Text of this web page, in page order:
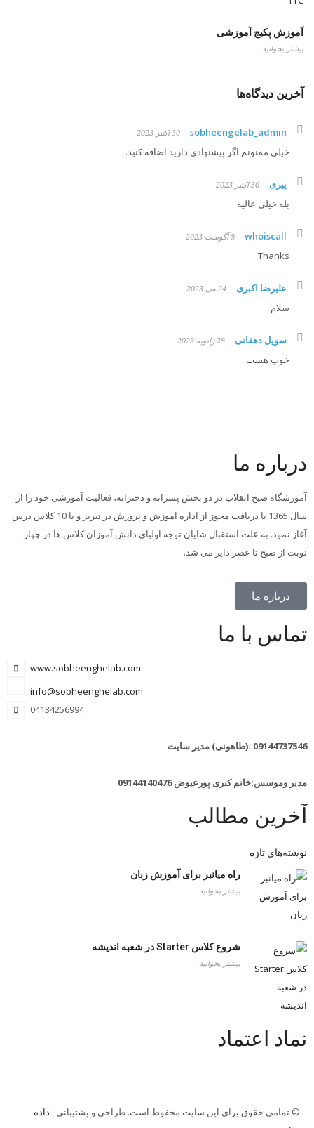
آموزش پکیج آموزشی
بیشتر بخوانید
آخرین دیدگاه‌ها
sobheengelab_admin
- 30 اکتبر 2023
خیلی ممنونم اگر پیشنهادی دارید اضافه کنید.
پیری - 30 اکتبر 2023
بله خیلی عالیه
whoiscall
- 8 آگوست 2023
Thanks.
علیرضا اکبری - 24 می 2023
سلام
سویل دهقانی - 28 ژانویه 2023
خوب هست
درباره ما
آموزشگاه صبح انقلاب در دو بخش پسرانه و دخترانه، فعالیت آموزشی خود را از
سال 1365 با دریافت مجوز از اداره آموزش و پرورش در تبریز و با 10 کلاس درس
آغاز نمود. به علت استقبال شایان توجه اولیای دانش آموزان کلاس ها در چهار
نوبت از صبح تا عصر دایر می شد.
درباره ما
تماس با ما
www.sobheenghelab.com
info@sobheenghelab.com
04134256994
09144737546 :(طاهونی) مدیر سایت
مدیر وموسس:خانم کبری پورعیوض 09144140476
آخرین مطالب
نوشته‌های تازه
راه میانبر برای آموزش زبان
بیشتر بخوانید
شروع کلاس Starter در شعبه اندیشه
بیشتر بخوانید
نماد اعتماد
© تمامی حقوق براي این سایت محفوظ است. طراحی و پشتیبانی : داده